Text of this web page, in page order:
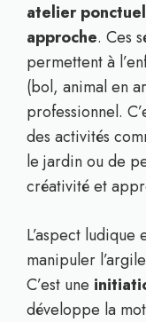
atelier
approche. Ces
permettent à
(bol, animal en
professionnel.
des activités
le jardin ou de
créativité et
L’aspect
manipuler
C’est une
développe la